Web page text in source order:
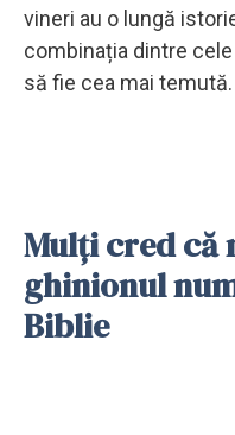
vineri au o lungă
combinația dintre
să fie cea mai temută.
Mulți cred că
ghinionul
Biblie